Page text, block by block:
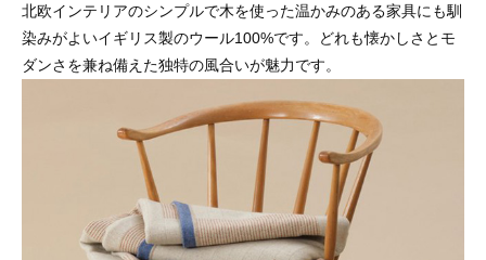
北欧インテリアのシンプルで木を使った温かみのある家具にも馴
染みがよいイギリス製のウール100%です。どれも懐かしさとモ
ダンさを兼ね備えた独特の風合いが魅力です。